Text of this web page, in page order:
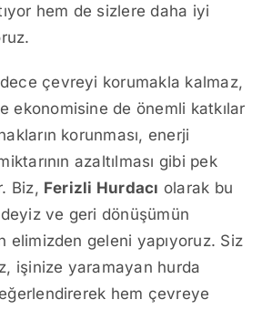
hem de sizlere daha iyi
çevreyi korumakla kalmaz,
ekonomisine de önemli katkılar
korunması, enerji
azaltılması gibi pek
Biz, Ferizli Hurdacı olarak bu
ve geri dönüşümün
elimizden geleni yapıyoruz. Siz
işinize yaramayan hurda
hem çevreye